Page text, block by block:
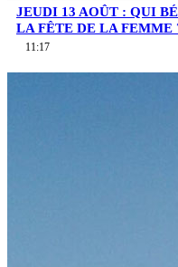
JEUDI 13 AOÛT : QUI
LA FÊTE DE LA FEMME
11:17